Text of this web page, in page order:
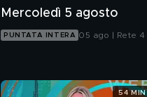
Mercoledì 5 agosto
PUNTATA INTERA 05 ago | Rete 4
54 MIN